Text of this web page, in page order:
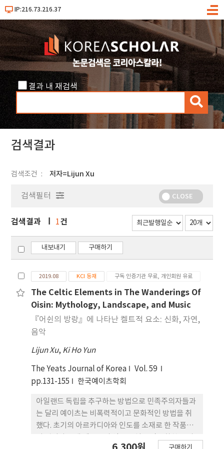
IP:216.73.216.37
메
결과 내 재검색
검
색
검색결과
검색조건 저자=Lijun Xu
검색필터 CLOSE
검색결과 1건
내보내기 구매하기
2019.08 KCI 등재 구독 인증기관 무료, 개인회원 유료
The Celtic Elements in The Wanderings Of
Oisin: Mythology, Landscape, and Music
『어쉰의 방랑』에 나타난 켈트적 요소: 신화, 자연,
음악
Lijun Xu, Ki Ho Yun
The Yeats Journal of Korea
Vol. 59
pp.131-155
한국예이츠학회
아일랜드 독립을 추구하는 방법으로 민족주의자들과
는 달리 예이츠는 비폭력적이고 문화적인 방법을 취
했다. 초기의 아르카디아와 인도를 소재로 한 작품에